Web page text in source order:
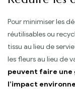
Pour minimiser les
réutilisables ou
tissu au lieu de
les fleurs au lieu de
peuvent faire
l’impact